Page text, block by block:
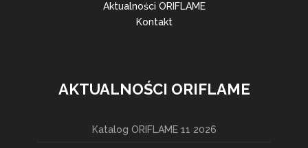
Aktualności ORIFLAME
Kontakt
AKTUALNOŚCI ORIFLAME
Katalog ORIFLAME 11 2026